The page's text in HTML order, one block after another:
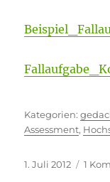
Assessment,
Veröffentlicht
1. Juli 2012 1